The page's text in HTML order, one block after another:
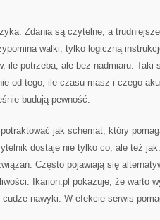
Zdania są czytelne, a
walki, tylko logiczną
ile potrzeba, ale bez nadmiaru. Taki
od tego, ile czasu masz i czego
budują pewność.
jak schemat, który
dostaje nie tylko co, ale też jak.
Często pojawiają się
Ikarion.pl pokazuje, że warto
nawyki. W efekcie serwis